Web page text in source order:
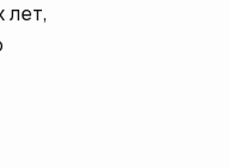
лет,